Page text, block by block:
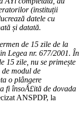
(instituții
datele cu
și datată.
de 15 zile de la
Legea nr. 677/2001. În
15 zile, nu se primește
de modul de
o plângere
fi însoÅ£ită de dovada
ANSPDP, la